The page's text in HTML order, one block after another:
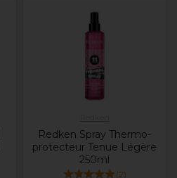
Redken Spray Thermo-
protecteur Tenue Légère
250ml
(2)